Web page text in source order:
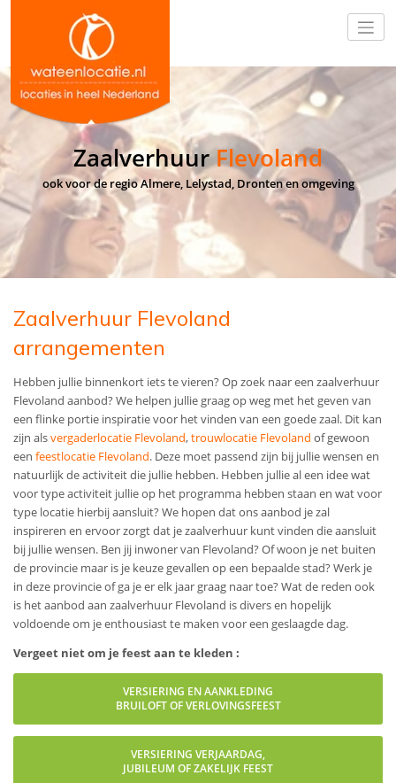
ZaalverhuurFlevoland
ook voor de regio Almere, Lelystad, Dronten en omgeving
Zaalverhuur Flevoland
arrangementen
Hebben jullie binnenkort iets te vieren? Op zoek naar een zaalverhuur
Flevoland aanbod? We helpen jullie graag op weg met het geven van
een flinke portie inspiratie voor het vinden van een goede zaal. Dit kan
zijn alsvergaderlocatie Flevoland,trouwlocatie Flevoland of gewoon
een feestlocatie Flevoland. Deze moet passend zijn bij jullie wensen en
natuurlijk de activiteit die jullie hebben. Hebben jullie al een idee wat
voor type activiteit jullie op het programma hebben staan en wat voor
type locatie hierbij aansluit? We hopen dat ons aanbod je zal
inspireren en ervoor zorgt dat je zaalverhuur kunt vinden die aansluit
bij jullie wensen. Ben jij inwoner van Flevoland? Of woon je net buiten
de provincie maar is je keuze gevallen op een bepaalde stad? Werk je
in deze provincie of ga je er elk jaar graag naar toe? Wat de reden ook
is het aanbod aan zaalverhuur Flevoland is divers en hopelijk
voldoende om je enthousiast te maken voor een geslaagde dag.
Vergeet niet om je feest aan te kleden :
VERSIERING EN AANKLEDING
BRUILOFT OF VERLOVINGSFEEST
VERSIERING VERJAARDAG,
JUBILEUM OF ZAKELIJK FEEST